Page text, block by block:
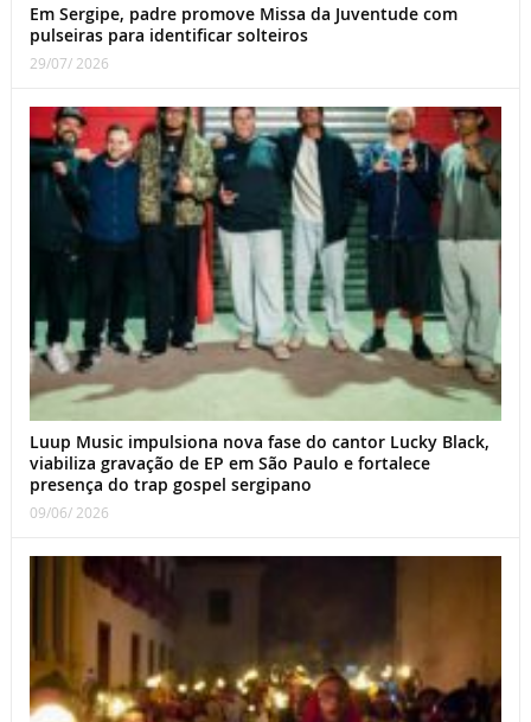
Em Sergipe, padre promove Missa da Juventude com
pulseiras para identificar solteiros
29/07/ 2026
Luup Music impulsiona nova fase do cantor Lucky Black,
viabiliza gravação de EP em São Paulo e fortalece
presença do trap gospel sergipano
09/06/ 2026